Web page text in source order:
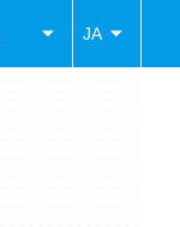
JA